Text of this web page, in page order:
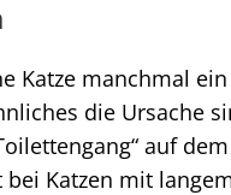
Katze manchmal
die Ursache
auf
Katzen mit